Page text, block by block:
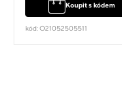
Koupit s kódem
kód: O21052505511